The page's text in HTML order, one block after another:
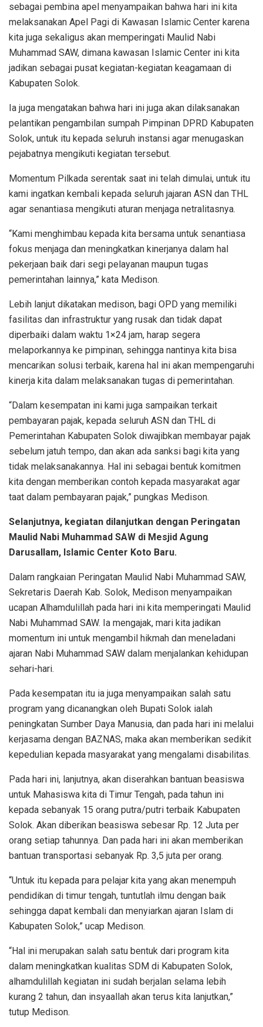
sebagai pembina apel menyampaikan bahwa hari ini kita
melaksanakan Apel Pagi di Kawasan Islamic Center karena
kita juga sekaligus akan memperingati Maulid Nabi
Muhammad SAW, dimana kawasan Islamic Center ini kita
jadikan sebagai pusat kegiatan-kegiatan keagamaan di
Kabupaten Solok.
Ia juga mengatakan bahwa hari ini juga akan dilaksanakan
pelantikan pengambilan sumpah Pimpinan DPRD Kabupaten
Solok, untuk itu kepada seluruh instansi agar menugaskan
pejabatnya mengikuti kegiatan tersebut.
Momentum Pilkada serentak saat ini telah dimulai, untuk itu
kami ingatkan kembali kepada seluruh jajaran ASN dan THL
agar senantiasa mengikuti aturan menjaga netralitasnya.
“Kami menghimbau kepada kita bersama untuk senantiasa
fokus menjaga dan meningkatkan kinerjanya dalam hal
pekerjaan baik dari segi pelayanan maupun tugas
pemerintahan lainnya,” kata Medison.
Lebih lanjut dikatakan medison, bagi OPD yang memiliki
fasilitas dan infrastruktur yang rusak dan tidak dapat
diperbaiki dalam waktu 1×24 jam, harap segera
melaporkannya ke pimpinan, sehingga nantinya kita bisa
mencarikan solusi terbaik, karena hal ini akan mempengaruhi
kinerja kita dalam melaksanakan tugas di pemerintahan.
“Dalam kesempatan ini kami juga sampaikan terkait
pembayaran pajak, kepada seluruh ASN dan THL di
Pemerintahan Kabupaten Solok diwajibkan membayar pajak
sebelum jatuh tempo, dan akan ada sanksi bagi kita yang
tidak melaksanakannya. Hal ini sebagai bentuk komitmen
kita dengan memberikan contoh kepada masyarakat agar
taat dalam pembayaran pajak,” pungkas Medison.
Selanjutnya, kegiatan dilanjutkan dengan Peringatan
Maulid Nabi Muhammad SAW di Mesjid Agung
Darusallam, Islamic Center Koto Baru.
Dalam rangkaian Peringatan Maulid Nabi Muhammad SAW,
Sekretaris Daerah Kab. Solok, Medison menyampaikan
ucapan Alhamdulillah pada hari ini kita memperingati Maulid
Nabi Muhammad SAW. Ia mengajak, mari kita jadikan
momentum ini untuk mengambil hikmah dan meneladani
ajaran Nabi Muhammad SAW dalam menjalankan kehidupan
sehari-hari.
Pada kesempatan itu ia juga menyampaikan salah satu
program yang dicanangkan oleh Bupati Solok ialah
peningkatan Sumber Daya Manusia, dan pada hari ini melalui
kerjasama dengan BAZNAS, maka akan memberikan sedikit
kepedulian kepada masyarakat yang mengalami disabilitas.
Pada hari ini, lanjutnya, akan diserahkan bantuan beasiswa
untuk Mahasiswa kita di Timur Tengah, pada tahun ini
kepada sebanyak 15 orang putra/putri terbaik Kabupaten
Solok. Akan diberikan beasiswa sebesar Rp. 12 Juta per
orang setiap tahunnya. Dan pada hari ini akan memberikan
bantuan transportasi sebanyak Rp. 3,5 juta per orang.
“Untuk itu kepada para pelajar kita yang akan menempuh
pendidikan di timur tengah, tuntutlah ilmu dengan baik
sehingga dapat kembali dan menyiarkan ajaran Islam di
Kabupaten Solok,” ucap Medison.
“Hal ini merupakan salah satu bentuk dari program kita
dalam meningkatkan kualitas SDM di Kabupaten Solok,
alhamdulillah kegiatan ini sudah berjalan selama lebih
kurang 2 tahun, dan insyaallah akan terus kita lanjutkan,”
tutup Medison.